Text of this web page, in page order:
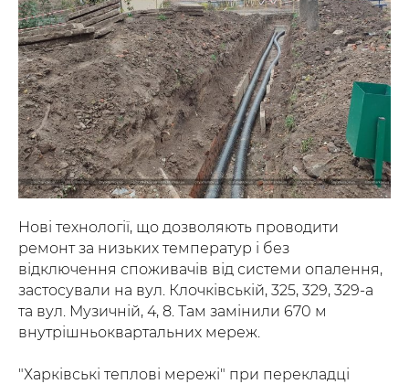
Нові технології, що дозволяють проводити
ремонт за низьких температур і без
відключення споживачів від системи опалення,
застосували на вул. Клочківській, 325, 329, 329-а
та вул. Музичній, 4, 8. Там замінили 670 м
внутрішньоквартальних мереж.
"Харківські теплові мережі" при перекладці